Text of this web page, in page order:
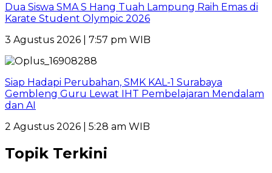
Dua Siswa SMA S Hang Tuah Lampung Raih Emas di
Karate Student Olympic 2026
3 Agustus 2026 | 7:57 pm WIB
Siap Hadapi Perubahan, SMK KAL-1 Surabaya
Gembleng Guru Lewat IHT Pembelajaran Mendalam
dan AI
2 Agustus 2026 | 5:28 am WIB
Topik Terkini